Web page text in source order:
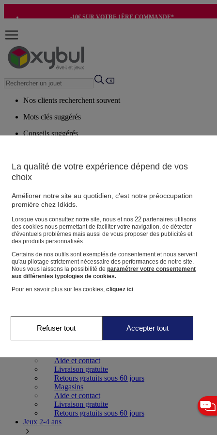
-10€ SUR VOTRE 1ÈRE COMMANDE*
Nos clients recherchent souvent
Mots clés suggérés
Conseils suggérés
Suivre une commande
Panier
Favoris
Aide et contact
Livraison gratuite
Retours gratuits sous 60 jours
Magasins
Aide et contact
Livraison gratuite
Retours gratuits sous 60 jours
Jeux 2-4 ans
La qualité de votre expérience dépend de vos
choix
Améliorer notre site au quotidien, c'est notre préoccupation
première chez Idkids.
Lorsque vous consultez notre site, nous et nos 22partenaires utilisons
des cookies nous permettant de faciliter votre navigation, de détecter
d'éventuels problèmes mais aussi de vous proposer des publicités et
des produits personnalisés.
Certains de nos outils sont exemptés de consentement et nous servent
qu'au pilotage strictement nécessaire des performances de notre site.
Nous vous laissons la possibilité de paramétrer votre consentement
aux différentes typologies de cookies.
Pour en savoir plus sur les cookies, cliquez ici.
Refuser tout Accepter tout